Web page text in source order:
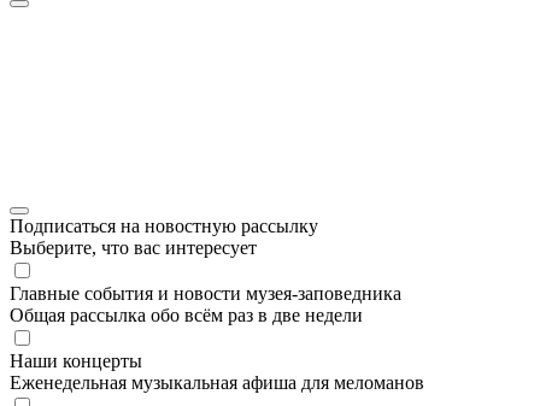
Подписаться на новостную рассылку
Выберите, что вас интересует
Главные события и новости музея-заповедника
Общая рассылка обо всём раз в две недели
Наши концерты
Еженедельная музыкальная афиша для меломанов